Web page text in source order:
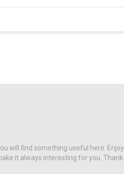
will find something useful here. Enjoy
it always interesting for you. Thank